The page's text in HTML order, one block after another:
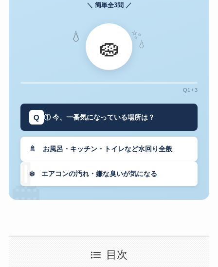
🧹
＼ 簡単全3問 ／
🧽
💧 ✨
💧
Q1 / 3
Q ① 今、一番気になっている場所は？
🚿 お風呂・キッチン・トイレなど水回り全般
❄️ エアコンの汚れ・嫌な臭いが気になる
目次